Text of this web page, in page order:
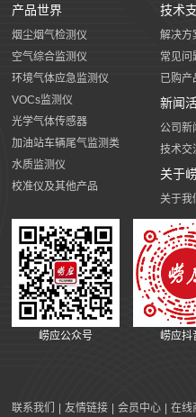
产品世界
烟尘烟气检测仪
空气综合监测仪
环境气体应急监测仪
VOCs监测仪
光学气体传感器
加油站车辆尾气监测类
水质监测仪
校准仪及其他产品
技术
解决方
常见问
已购产
新闻
公司新
技术交
关于
关于我
崂应公众号 崂应抖
联系我们 友情链接 会员中心 在线